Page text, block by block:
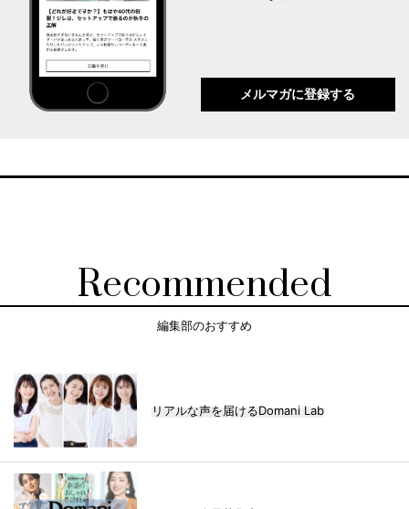
メルマガに登録する
Recommended
編集部のおすすめ
リアルな声を届けるDomani Lab